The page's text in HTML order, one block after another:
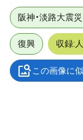
阪神・淡路大震
復興 収録:
この画像に